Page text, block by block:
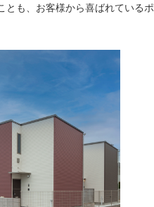
も、お客様から喜ばれているポ